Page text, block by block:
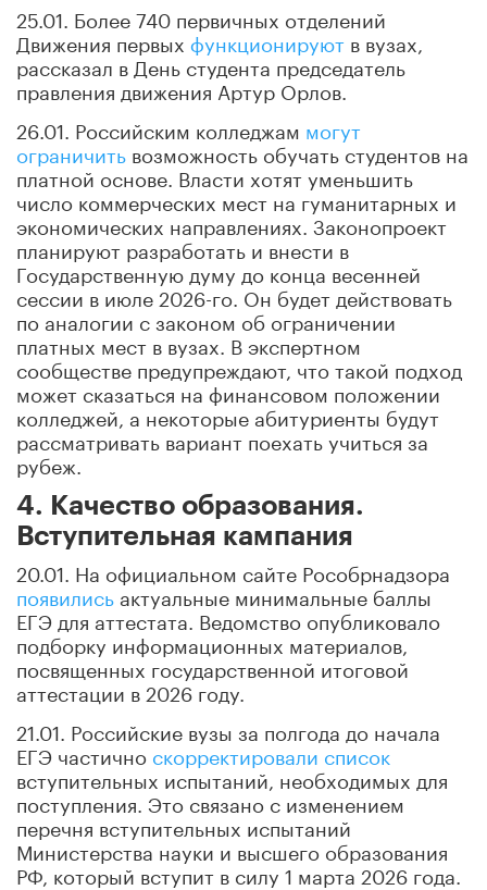
25.01. Более 740 первичных отделений
Движения первых функционируют в вузах,
рассказал в День студента председатель
правления движения Артур Орлов.
26.01. Российским колледжам могут
ограничить возможность обучать студентов на
платной основе. Власти хотят уменьшить
число коммерческих мест на гуманитарных и
экономических направлениях. Законопроект
планируют разработать и внести в
Государственную думу до конца весенней
сессии в июле 2026-го. Он будет действовать
по аналогии с законом об ограничении
платных мест в вузах. В экспертном
сообществе предупреждают, что такой подход
может сказаться на финансовом положении
колледжей, а некоторые абитуриенты будут
рассматривать вариант поехать учиться за
рубеж.
4. Качество образования.
Вступительная кампания
20.01. На официальном сайте Рособрнадзора
появились актуальные минимальные баллы
ЕГЭ для аттестата. Ведомство опубликовало
подборку информационных материалов,
посвященных государственной итоговой
аттестации в 2026 году.
21.01. Российские вузы за полгода до начала
ЕГЭ частично скорректировали список
вступительных испытаний, необходимых для
поступления. Это связано с изменением
перечня вступительных испытаний
Министерства науки и высшего образования
РФ, который вступит в силу 1 марта 2026 года.